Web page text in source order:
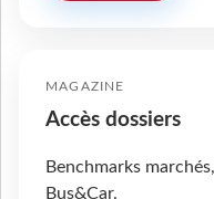
MAGAZINE
Accès dossiers
Benchmarks
Bus&Car.